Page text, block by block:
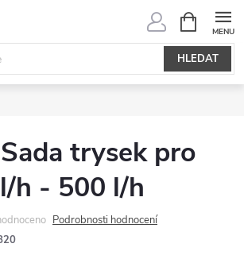
HLEDAT
NÁKUPNÍ
KOŠÍK
trysek pro
h - 500 l/h
Podrobnosti hodnocení